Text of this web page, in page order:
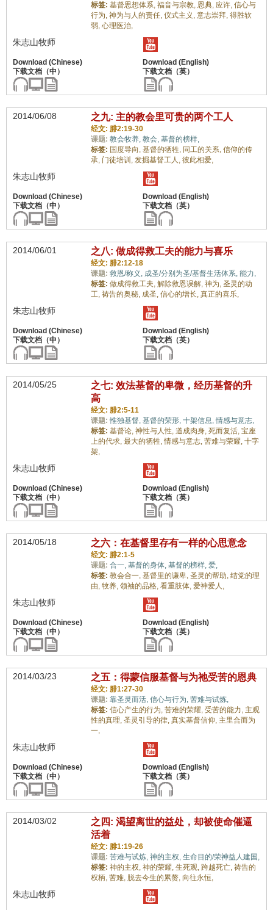
标签: 基督思想体系, 福音与宗教, 恩典, 应许, 信心与
行为, 神为与人的责任, 仪式主义, 意志崇拜, 得胜软
弱, 心理医治,
朱志山牧师
2014/06/08 之九: 主的教会里可贵的两个工人
经文: 腓2:19-30
课题: 教会牧养, 教会, 基督的榜样,
标签: 国度导向, 基督的牺牲, 同工的关系, 信仰的传
承, 门徒培训, 发掘基督工人, 彼此相爱,
朱志山牧师
2014/06/01 之八: 做成得救工夫的能力与喜乐
经文: 腓2:12-18
课题: 救恩/称义, 成圣/分别为圣/基督生活体系, 能力,
标签: 做成得救工夫, 解除救恩误解, 神为, 圣灵的动
工, 祷告的奥秘, 成圣, 信心的增长, 真正的喜乐,
朱志山牧师
2014/05/25
之七: 效法基督的卑微，经历基督的升
高
经文: 腓2:5-11
课题:惟独基督, 基督的荣形, 十架信息,情感与意志,
标签: 基督论, 神性与人性, 道成肉身, 死而复活, 宝座
上的代求, 最大的牺牲,情感与意志, 苦难与荣耀, 十字
架,
朱志山牧师
2014/05/18 之六：在基督里存有一样的心思意念
经文: 腓2:1-5
课题: 合一, 基督的身体, 基督的榜样, 爱,
标签: 教会合一, 基督里的谦卑, 圣灵的帮助, 结党的理
由, 牧养, 领袖的品格, 看重肢体, 爱神爱人,
朱志山牧师
2014/03/23 之五：得蒙信服基督与为祂受苦的恩典
经文: 腓1:27-30
课题: 靠圣灵而活, 信心与行为, 苦难与试炼,
标签: 信心产生的行为, 苦难的荣耀, 受苦的能力, 主观
性的真理, 圣灵引导的律, 真实基督信仰, 主里合而为
一,
朱志山牧师
2014/03/02
之四: 渴望离世的益处，却被使命催逼
活着
经文: 腓1:19-26
课题: 苦难与试炼, 神的主权, 生命目的/荣神益人建国,
标签: 神的主权, 神的荣耀, 生死观, 跨越死亡, 祷告的
权柄, 苦难, 脱去今生的累赘, 向往永恒,
朱志山牧师